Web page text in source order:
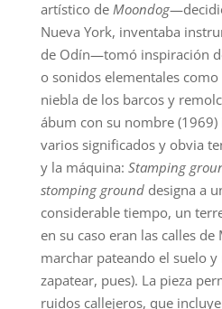
artístico de Moondog
Nueva York, inventaba
de Odín—tomó inspiración
o sonidos elementales
niebla de los barcos y
ábum con su nombre
varios significados y obvia
y la máquina: Stamping
stomping grounddesigna a
considerable tiempo, un
en su caso eran las calles de
marchar pateando el suelo
zapatear, pues). La pieza
ruidos callejeros, que